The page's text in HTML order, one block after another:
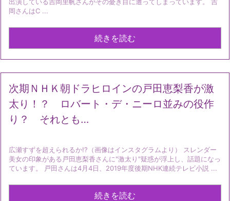
岡さんはC ...
続きを読む
次期ＮＨＫ朝ドラヒロインの戸田恵梨香が激
太り！？ ロバート・デ・ニーロ並みの役作
り？ それとも…
広瀬すずを超えられるか!?（画像はインスタグラムより） スレンダー
美女の印象がある戸田恵梨香さんに"激太り"疑惑が浮上し、話題になっ
ています。 戸田さんは4月4日、2019年度後期NHK連続テレビ小説 ...
続きを読む